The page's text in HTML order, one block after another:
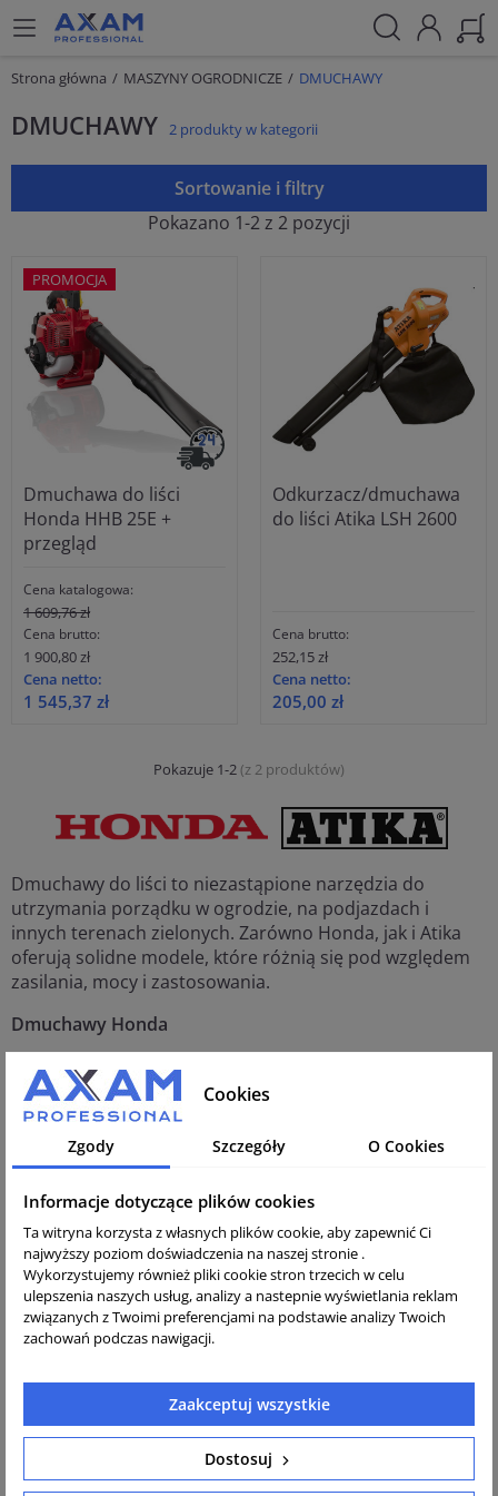
Strona główna MASZYNY OGRODNICZE DMUCHAWY
DMUCHAWY 2 produkty w kategorii
Sortowanie i filtry
Pokazano 1-2 z 2 pozycji
Dmuchawa do liści
Honda HHB 25E +
przegląd
Cena katalogowa:
1 609,76 zł
Cena brutto:
1 900,80 zł
Cena netto:
1 545,37 zł
PROMOCJA
Odkurzacz/dmuchawa
do liści Atika LSH 2600
Cena brutto:
252,15 zł
Cena netto:
205,00 zł
Pokazuje 1-2 (z 2 produktów)
Dmuchawy do liści to niezastąpione narzędzia do
utrzymania porządku w ogrodzie, na podjazdach i
innych terenach zielonych. Zarówno Honda, jak i Atika
oferują solidne modele, które różnią się pod względem
zasilania, mocy i zastosowania.
Dmuchawy Honda
Honda jest znana z wysokiej jakości spalinowych
dmuchaw do liści, które cechują się dużą mocą i
trwałością.
Zalety dmuchaw Honda:
Wysoka jakość silników– niezawodne 4-suwowe jednostki,
suwowe.
Ergonomia– lekkie, wygodne w użytkowaniu, z dobrze
wyważonym środkiem ciężkości.
Duża moc i wydajność– doskonałe do pracy na dużych
powierzchniach.
Atika oferuje głównie elektryczne i akumulatorowe
dmuchawy, które są idealne do mniejszych ogrodów i
przydomowych zastosowań.
Cookies
Zgody Szczegóły O Cookies
Informacje dotyczące plików cookies
Ta witryna korzysta z własnych plików cookie, aby zapewnić Ci
najwyższy poziom doświadczenia na naszej stronie .
Wykorzystujemy również pliki cookie stron trzecich w celu
ulepszenia naszych usług, analizy a nastepnie wyświetlania reklam
związanych z Twoimi preferencjami na podstawie analizy Twoich
zachowań podczas nawigacji.
Dostosuj
Zaakceptuj wszystkie